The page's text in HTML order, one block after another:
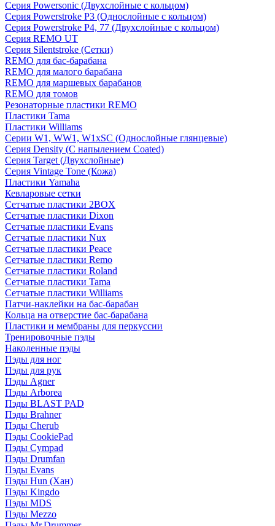
Серия Powersonic (Двухслойные с кольцом)
Серия Powerstroke P3 (Однослойные с кольцом)
Серия Powerstroke P4, 77 (Двухслойные с кольцом)
Серия REMO UT
Серия Silentstroke (Сетки)
REMO для бас-барабана
REMO для малого барабана
REMO для маршевых барабанов
REMO для томов
Резонаторные пластики REMO
Пластики Tama
Пластики Williams
Серии W1, WW1, W1xSC (Однослойные глянцевые)
Серия Density (C напылением Coated)
Серия Target (Двухслойные)
Серия Vintage Tone (Кожа)
Пластики Yamaha
Кевларовые сетки
Сетчатые пластики 2BOX
Сетчатые пластики Dixon
Сетчатые пластики Evans
Сетчатые пластики Nux
Сетчатые пластики Peace
Сетчатые пластики Remo
Сетчатые пластики Roland
Сетчатые пластики Tama
Сетчатые пластики Williams
Патчи-наклейки на бас-барабан
Кольца на отверстие бас-барабана
Пластики и мембраны для перкуссии
Тренировочные пэды
Наколенные пэды
Пэды для ног
Пэды для рук
Пэды Agner
Пэды Arborea
Пэды BLAST PAD
Пэды Brahner
Пэды Cherub
Пэды CookiePad
Пэды Cympad
Пэды Drumfan
Пэды Evans
Пэды Hun (Хан)
Пэды Kingdo
Пэды MDS
Пэды Mezzo